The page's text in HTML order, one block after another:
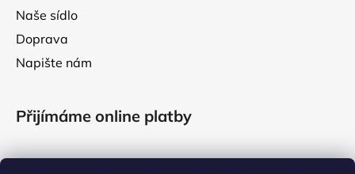
Naše sídlo
Doprava
Napište nám
Přijímáme online platby